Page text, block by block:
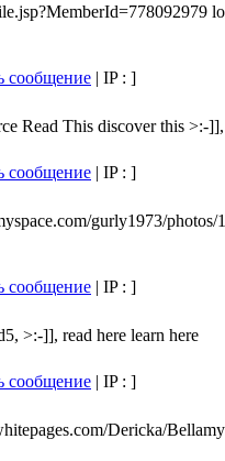
сообщение | IP : ]
Read This discover this >:-
сообщение | IP : ]
gurly1973/photos/
сообщение | IP : ]
>:-]], read here learn here
сообщение | IP : ]
Dericka/